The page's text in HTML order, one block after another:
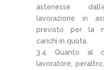
astenesse
lavorazione in
previsto per la
carichi in quota.
3.4. Quanto al
lavoratore,